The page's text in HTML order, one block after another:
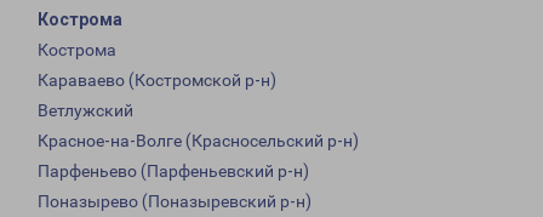
Кострома
Кострома
Караваево (Костромской р-н)
Ветлужский
Красное-на-Волге (Красносельский р-н)
Парфеньево (Парфеньевский р-н)
Поназырево (Поназыревский р-н)